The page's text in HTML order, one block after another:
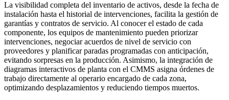
La visibilidad completa del inventario de activos, desde la fecha de
instalación hasta el historial de intervenciones, facilita la gestión de
garantías y contratos de servicio. Al conocer el estado de cada
componente, los equipos de mantenimiento pueden priorizar
intervenciones, negociar acuerdos de nivel de servicio con
proveedores y planificar paradas programadas con anticipación,
evitando sorpresas en la producción. Asimismo, la integración de
diagramas interactivos de planta con el CMMS asigna órdenes de
trabajo directamente al operario encargado de cada zona,
optimizando desplazamientos y reduciendo tiempos muertos.